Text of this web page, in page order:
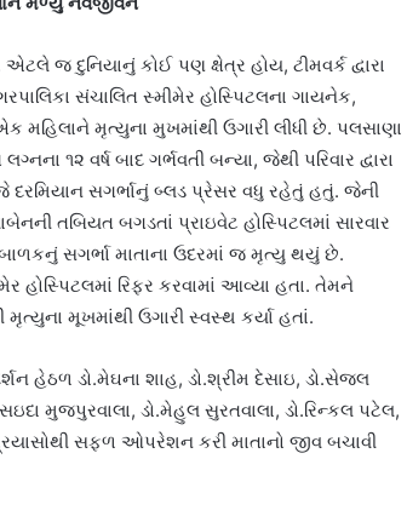
જ દુનિયાનું કોઈ પણ ક્ષેત્ર હોય, ટીમવર્ક દ્વારા
સંચાલિત સ્મીમેર હોસ્પિટલના ગાયનેક,
મહિલાને મૃત્યુના મુખમાંથી ઉગારી લીધી છે. પલસાણા
૧૨ વર્ષ બાદ ગર્ભવતી બન્યા, જેથી પરિવાર દ્વારા
દરમિયાન સગર્ભાનું બ્લડ પ્રેસર વધુ રહેતું હતું. જેની
તબિયત બગડતાં પ્રાઇવેટ હોસ્પિટલમાં સારવાર
સગર્ભા માતાના ઉદરમાં જ મૃત્યુ થયું છે.
હોસ્પિટલમાં રિફર કરવામાં આવ્યા હતા. તેમને
મૂખમાંથી ઉગારી સ્વસ્થ કર્યા હતાં.
હેઠળ ડો.મેઘના શાહ, ડો.શ્રીમ દેસાઇ, ડો.સેજલ
મુજપુરવાલા, ડો.મેહુલ સુરતવાલા, ડો.રિન્કલ પટેલ,
પ્રયાસોથી સફળ ઓપરેશન કરી માતાનો જીવ બચાવી